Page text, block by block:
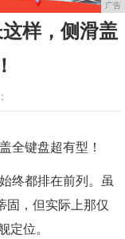
广告
样，侧滑盖
终都排在前列。虽
固，但实际上那仅
定位。